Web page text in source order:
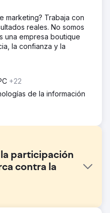
marketing? Trabaja con
reales. No somos
una empresa boutique
la confianza y la
+22
de la información
participación
contra la